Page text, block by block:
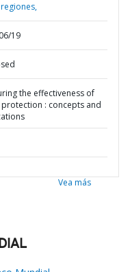
19
the effectiveness of
protection : concepts and
Vea más